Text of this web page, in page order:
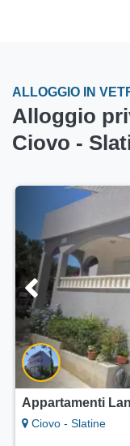
ALLOGGIO IN
Alloggio
Ciovo -
Appartamento
Ciovo - Slatine